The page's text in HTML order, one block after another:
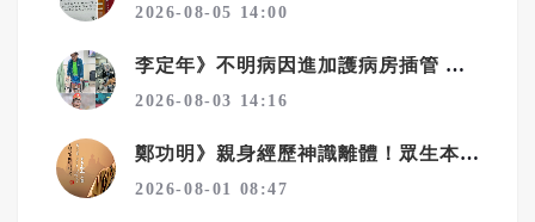
2026-08-05 14:00
李定年》不明病因進加護病房插管 靠馬拉松精神從鬼門關返回
2026-08-03 14:16
鄭功明》親身經歷神識離體！眾生本來是佛——宇宙真相在念佛中顯現10——念佛驚覺：原來佛性從未離開你
2026-08-01 08:47